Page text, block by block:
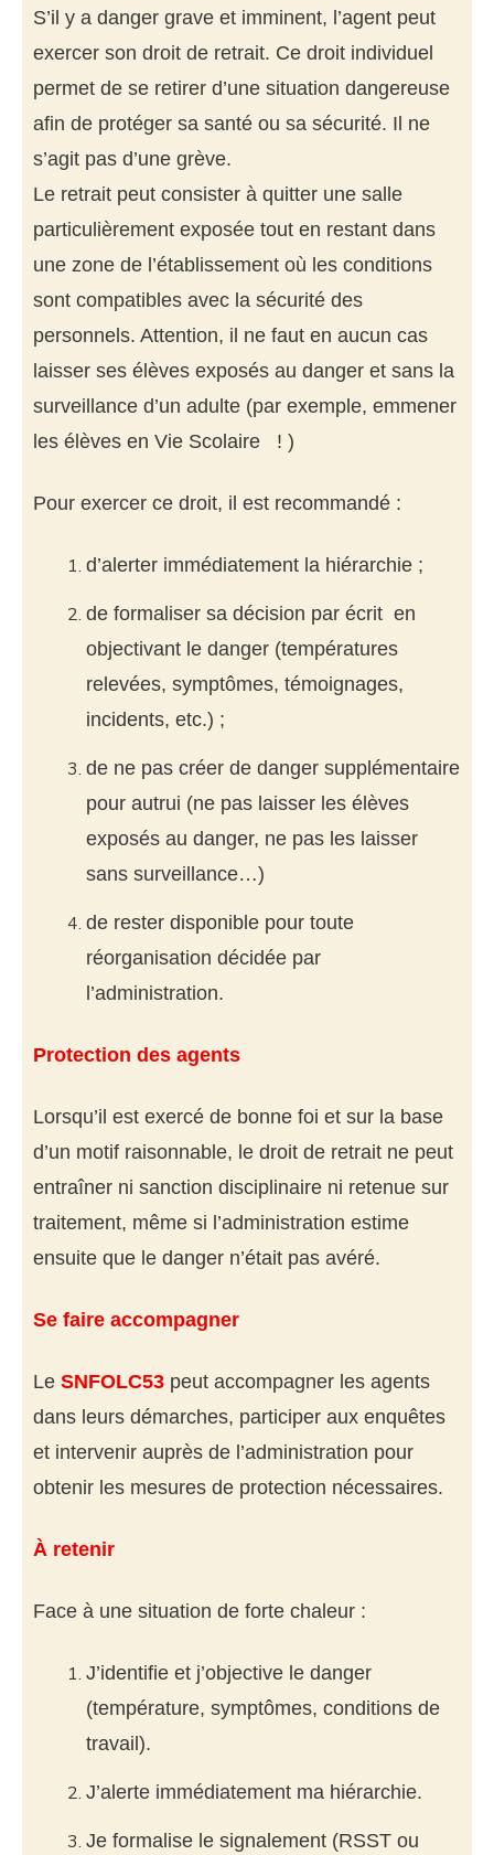
S’il y a danger grave et imminent, l’agent peut
exercer son droit de retrait. Ce droit individuel
permet de se retirer d’une situation dangereuse
afin de protéger sa santé ou sa sécurité. Il ne
s’agit pas d’une grève.
Le retrait peut consister à quitter une salle
particulièrement exposée tout en restant dans
une zone de l’établissement où les conditions
sont compatibles avec la sécurité des
personnels. Attention, il ne faut en aucun cas
laisser ses élèves exposés au danger et sans la
surveillance d’un adulte (par exemple, emmener
les élèves en Vie Scolaire ! )
Pour exercer ce droit, il est recommandé :
d’alerter immédiatement la hiérarchie ;
de formaliser sa décision par écrit en
objectivant le danger (températures
relevées, symptômes, témoignages,
incidents, etc.) ;
de ne pas créer de danger supplémentaire
pour autrui (ne pas laisser les élèves
exposés au danger, ne pas les laisser
sans surveillance…)
de rester disponible pour toute
réorganisation décidée par
l’administration.
Protection des agents
Lorsqu’il est exercé de bonne foi et sur la base
d’un motif raisonnable, le droit de retrait ne peut
entraîner ni sanction disciplinaire ni retenue sur
traitement, même si l’administration estime
ensuite que le danger n’était pas avéré.
Se faire accompagner
Le SNFOLC53 peut accompagner les agents
dans leurs démarches, participer aux enquêtes
et intervenir auprès de l’administration pour
obtenir les mesures de protection nécessaires.
À retenir
Face à une situation de forte chaleur :
J’identifie et j’objective le danger
(température, symptômes, conditions de
travail).
J’alerte immédiatement ma hiérarchie.
Je formalise le signalement (RSST ou